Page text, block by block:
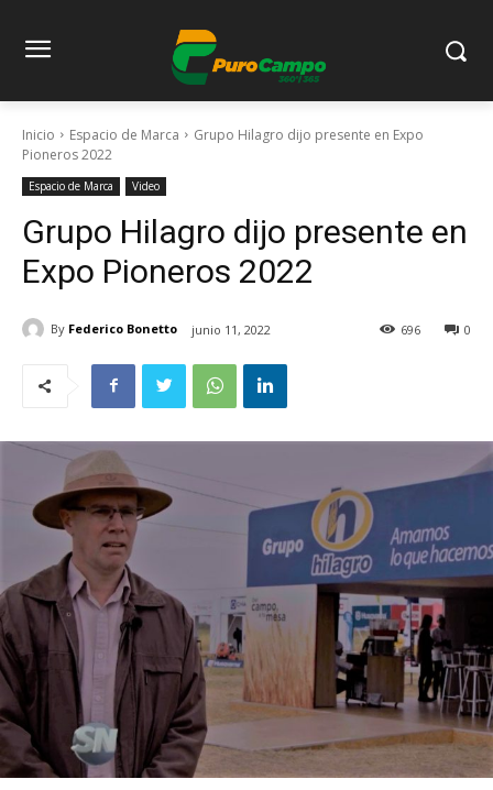
Inicio Espacio de Marca
Grupo Hilagro dijo presente en Expo
Pioneros 2022
Espacio de Marca Video
Grupo Hilagro dijo presente en
Expo Pioneros 2022
By Federico Bonetto junio 11, 2022 0
696